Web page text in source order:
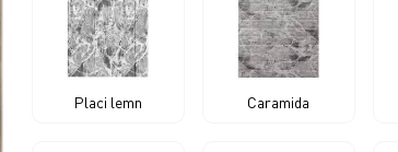
Placi lemn Caramida